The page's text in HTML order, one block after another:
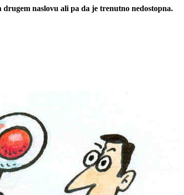
naslovu ali pa da je trenutno nedostopna.